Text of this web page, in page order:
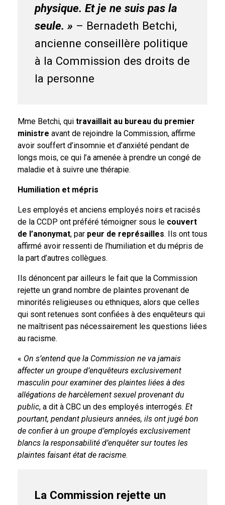
physique. Et je ne suis pas la
seule. » – Bernadeth Betchi,
ancienne conseillère politique
à la Commission des droits de
la personne
Mme Betchi, qui travaillait au bureau du premier
ministre avant de rejoindre la Commission, affirme
avoir souffert d’insomnie et d’anxiété pendant de
longs mois, ce qui l’a amenée à prendre un congé de
maladie et à suivre une thérapie.
Humiliation et mépris
Les employés et anciens employés noirs et racisés
de la CCDP ont préféré témoigner sous le couvert
de l’anonymat, par peur de représailles. Ils ont tous
affirmé avoir ressenti de l’humiliation et du mépris de
la part d’autres collègues.
Ils dénoncent par ailleurs le fait que la Commission
rejette un grand nombre de plaintes provenant de
minorités religieuses ou ethniques, alors que celles
qui sont retenues sont confiées à des enquêteurs qui
ne maîtrisent pas nécessairement les questions liées
au racisme.
« On s’entend que la Commission ne va jamais
affecter un groupe d’enquêteurs exclusivement
masculin pour examiner des plaintes liées à des
allégations de harcèlement sexuel provenant du
public, a dit à CBC un des employés interrogés. Et
pourtant, pendant plusieurs années, ils ont jugé bon
de confier à un groupe d’employés exclusivement
blancs la responsabilité d’enquêter sur toutes les
plaintes faisant état de racisme.
La Commission rejette un